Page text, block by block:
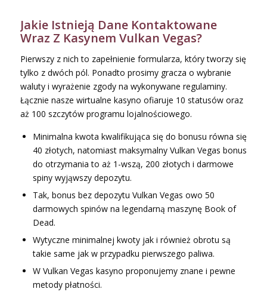
Jakie Istnieją Dane Kontaktowane
Wraz Z Kasynem Vulkan Vegas?
Pierwszy z nich to zapełnienie formularza, który tworzy się
tylko z dwóch pól. Ponadto prosimy gracza o wybranie
waluty i wyrażenie zgody na wykonywane regulaminy.
Łącznie nasze wirtualne kasyno ofiaruje 10 statusów oraz
aż 100 szczytów programu lojalnościowego.
Minimalna kwota kwalifikująca się do bonusu równa się
40 złotych, natomiast maksymalny Vulkan Vegas bonus
do otrzymania to aż 1-wszą, 200 złotych i darmowe
spiny wyjąwszy depozytu.
Tak, bonus bez depozytu Vulkan Vegas owo 50
darmowych spinów na legendarną maszynę Book of
Dead.
Wytyczne minimalnej kwoty jak i również obrotu są
takie same jak w przypadku pierwszego paliwa.
W Vulkan Vegas kasyno proponujemy znane i pewne
metody płatności.